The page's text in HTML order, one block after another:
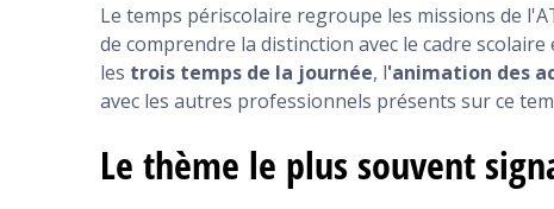
Le temps périscolaire regroupe les missions de
de comprendre la distinction avec le cadre
les trois temps de la journée, l'animation des
avec les autres professionnels présents sur ce
Le thème le plus souvent